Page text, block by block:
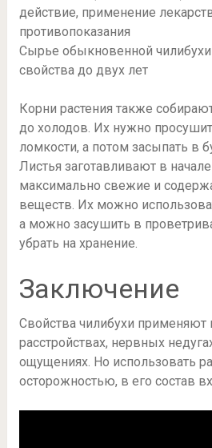
Сырье обыкновенной
свойства до двух лет
Корни растения также
до холодов. Их нужно
ломкости, а потом засыпать в
Листья заготавливают в
максимально свежие и
веществ. Их можно
а можно засушить в
убрать на хранение.
Заключение
Свойства чилибухи
расстройствах, нервных
ощущениях. Но использовать
осторожностью, в его состав